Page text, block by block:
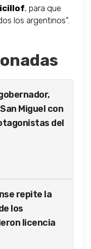
, para que
los argentinos".
Miguel con
del
repite la
los
licencia